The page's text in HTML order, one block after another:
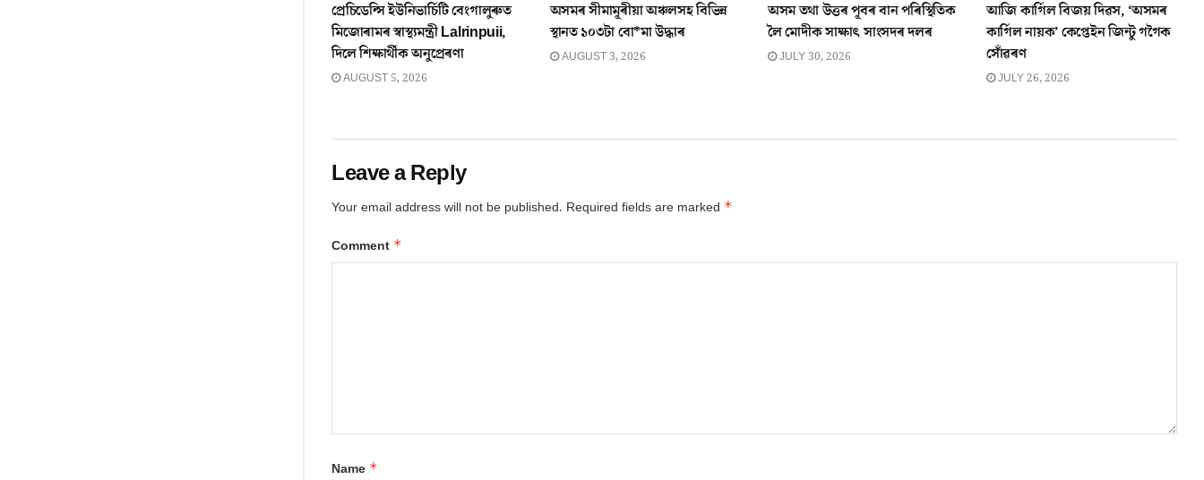
প্ৰেচিডেন্সি ইউনিভাৰ্চিটি বেংগালুৰুত
মিজোৰামৰ স্বাস্থ্যমন্ত্ৰী Lalrinpuii,
দিলে শিক্ষাৰ্থীক অনুপ্ৰেৰণা
AUGUST 5, 2026
অসমৰ সীমামূৰীয়া অঞ্চলসহ বিভিন্ন
স্থানত ১০৩টা বো*মা উদ্ধাৰ
AUGUST 3, 2026
অসম তথা উত্তৰ পূবৰ বান পৰিস্থিতিক
লৈ মোদীক সাক্ষাৎ সাংসদৰ দলৰ
JULY 30, 2026
আজি কাৰ্গিল বিজয় দিৱস, ‘অসমৰ
কাৰ্গিল নায়ক’ কেপ্তেইন জিন্টু গগৈক
সোঁৱৰণ
JULY 26, 2026
Leave a Reply
Your email address will not be published. Required fields are marked *
Comment *
Name *